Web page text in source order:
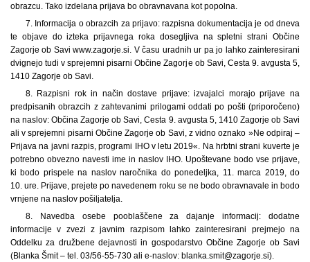
obrazcu. Tako izdelana prijava bo obravnavana kot popolna.
7. Informacija o obrazcih za prijavo: razpisna dokumentacija je od dneva
te objave do izteka prijavnega roka dosegljiva na spletni strani Občine
Zagorje ob Savi www.zagorje.si. V času uradnih ur pa jo lahko zainteresirani
dvignejo tudi v sprejemni pisarni Občine Zagorje ob Savi, Cesta 9. avgusta 5,
1410 Zagorje ob Savi.
8. Razpisni rok in način dostave prijave: izvajalci morajo prijave na
predpisanih obrazcih z zahtevanimi prilogami oddati po pošti (priporočeno)
na naslov: Občina Zagorje ob Savi, Cesta 9. avgusta 5, 1410 Zagorje ob Savi
ali v sprejemni pisarni Občine Zagorje ob Savi, z vidno oznako »Ne odpiraj –
Prijava na javni razpis, programi IHO v letu 2019«. Na hrbtni strani kuverte je
potrebno obvezno navesti ime in naslov IHO. Upoštevane bodo vse prijave,
ki bodo prispele na naslov naročnika do ponedeljka, 11. marca 2019, do
10. ure. Prijave, prejete po navedenem roku se ne bodo obravnavale in bodo
vrnjene na naslov pošiljatelja.
8. Navedba osebe pooblaščene za dajanje informacij: dodatne
informacije v zvezi z javnim razpisom lahko zainteresirani prejmejo na
Oddelku za družbene dejavnosti in gospodarstvo Občine Zagorje ob Savi
(Blanka Šmit – tel. 03/56-55-730 ali e-naslov: blanka.smit@zagorje.si).